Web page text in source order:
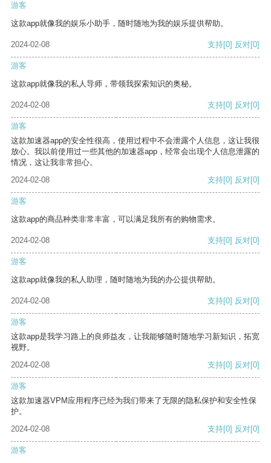
游客
这款app就像我的娱乐小助手，随时随地为我的娱乐提供帮助。
2024-02-08 支持[0] 反对[0]
游客
这款app就像我的私人导师，带领我探索知识的奥秘。
2024-02-08 支持[0] 反对[0]
游客
这款加速器app的安全性很高，使用过程中不会泄露个人信息，这让我很
放心。我以前使用过一些其他的加速器app，经常会出现个人信息泄露的
情况，这让我非常担心。
2024-02-08
支持[0] 反对[0]
游客
这款app的商品种类非常丰富，可以满足我所有的购物需求。
2024-02-08 支持[0] 反对[0]
游客
这款app就像我的私人助理，随时随地为我的办公提供帮助。
2024-02-08 支持[0] 反对[0]
游客
这款app是我学习路上的良师益友，让我能够随时随地学习新知识，拓宽
视野。
2024-02-08
支持[0] 反对[0]
游客
这款加速器VPM应用程序已经为我们带来了无限的隐私保护和安全性保
护。
2024-02-08
支持[0] 反对[0]
游客